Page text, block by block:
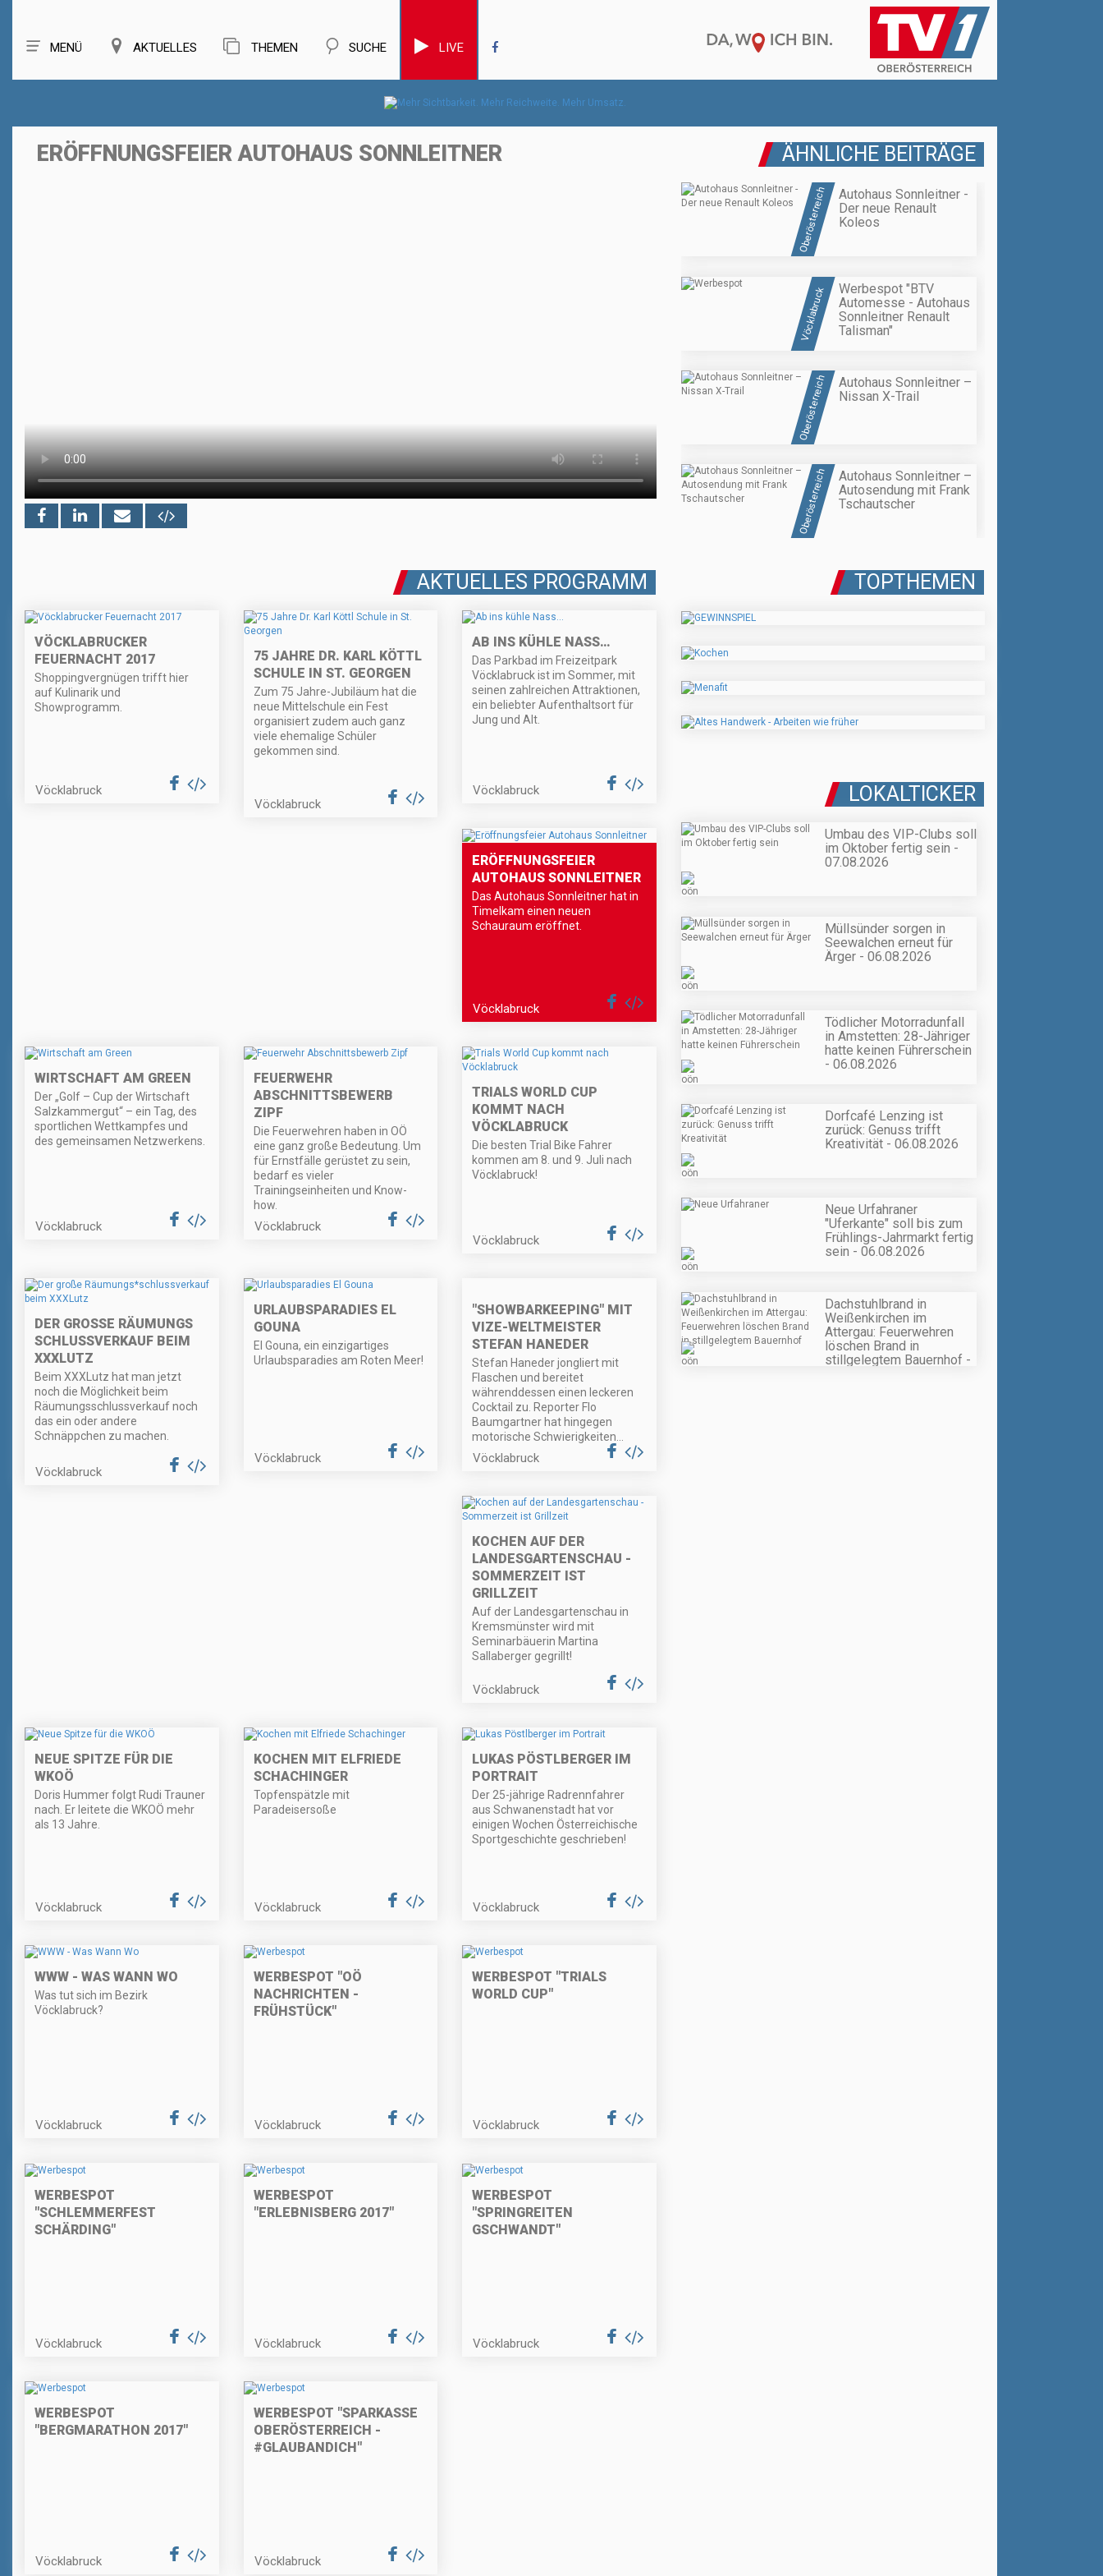
MENÜ AKTUELLES THEMEN SUCHE LIVE
ERÖFFNUNGSFEIER AUTOHAUS SONNLEITNER ÄHNLICHE BEITRÄGE
Oberösterreich
Autohaus Sonnleitner -
Der neue Renault
Koleos
Vöcklabruck
Werbespot "BTV
Automesse - Autohaus
Sonnleitner Renault
Talisman"
Oberösterreich
Autohaus Sonnleitner –
Nissan X-Trail
Oberösterreich
Autohaus Sonnleitner –
Autosendung mit Frank
Tschautscher
AKTUELLES PROGRAMM
VÖCKLABRUCKER
FEUERNACHT 2017
Shoppingvergnügen trifft hier
auf Kulinarik und
Showprogramm.
Vöcklabruck
75 JAHRE DR. KARL KÖTTL
SCHULE IN ST. GEORGEN
Zum 75 Jahre-Jubiläum hat die
neue Mittelschule ein Fest
organisiert zudem auch ganz
viele ehemalige Schüler
gekommen sind.
Vöcklabruck
AB INS KÜHLE NASS…
Das Parkbad im Freizeitpark
Vöcklabruck ist im Sommer, mit
seinen zahlreichen Attraktionen,
ein beliebter Aufenthaltsort für
Jung und Alt.
Vöcklabruck
ERÖFFNUNGSFEIER
AUTOHAUS SONNLEITNER
Das Autohaus Sonnleitner hat in
Timelkam einen neuen
Schauraum eröffnet.
Vöcklabruck
WIRTSCHAFT AM GREEN
Der „Golf – Cup der Wirtschaft
Salzkammergut“ – ein Tag, des
sportlichen Wettkampfes und
des gemeinsamen Netzwerkens.
Vöcklabruck
FEUERWEHR
ABSCHNITTSBEWERB
ZIPF
Die Feuerwehren haben in OÖ
eine ganz große Bedeutung. Um
für Ernstfälle gerüstet zu sein,
bedarf es vieler
Trainingseinheiten und Know-
how.
Vöcklabruck
TRIALS WORLD CUP
KOMMT NACH
VÖCKLABRUCK
Die besten Trial Bike Fahrer
kommen am 8. und 9. Juli nach
Vöcklabruck!
Vöcklabruck
DER GROSSE RÄUMUNGS
SCHLUSSVERKAUF BEIM
XXXLUTZ
Beim XXXLutz hat man jetzt
noch die Möglichkeit beim
Räumungsschlussverkauf noch
das ein oder andere
Schnäppchen zu machen.
Vöcklabruck
URLAUBSPARADIES EL
GOUNA
El Gouna, ein einzigartiges
Urlaubsparadies am Roten Meer!
Vöcklabruck
"SHOWBARKEEPING" MIT
VIZE-WELTMEISTER
STEFAN HANEDER
Stefan Haneder jongliert mit
Flaschen und bereitet
währenddessen einen leckeren
Cocktail zu. Reporter Flo
Baumgartner hat hingegen
motorische Schwierigkeiten...
Vöcklabruck
KOCHEN AUF DER
LANDESGARTENSCHAU -
SOMMERZEIT IST
GRILLZEIT
Auf der Landesgartenschau in
Kremsmünster wird mit
Seminarbäuerin Martina
Sallaberger gegrillt!
Vöcklabruck
NEUE SPITZE FÜR DIE
WKOÖ
Doris Hummer folgt Rudi Trauner
nach. Er leitete die WKOÖ mehr
als 13 Jahre.
Vöcklabruck
KOCHEN MIT ELFRIEDE
SCHACHINGER
Topfenspätzle mit
Paradeisersoße
Vöcklabruck
LUKAS PÖSTLBERGER IM
PORTRAIT
Der 25-jährige Radrennfahrer
aus Schwanenstadt hat vor
einigen Wochen Österreichische
Sportgeschichte geschrieben!
Vöcklabruck
WWW - WAS WANN WO
Was tut sich im Bezirk
Vöcklabruck?
Vöcklabruck
WERBESPOT "OÖ
NACHRICHTEN -
FRÜHSTÜCK"
Vöcklabruck
WERBESPOT "TRIALS
WORLD CUP"
Vöcklabruck
WERBESPOT
"SCHLEMMERFEST
SCHÄRDING"
Vöcklabruck
WERBESPOT
"ERLEBNISBERG 2017"
Vöcklabruck
WERBESPOT
"SPRINGREITEN
GSCHWANDT"
Vöcklabruck
WERBESPOT
"BERGMARATHON 2017"
Vöcklabruck
WERBESPOT "SPARKASSE
OBERÖSTERREICH -
#GLAUBANDICH"
Vöcklabruck
TOPTHEMEN
LOKALTICKER
Umbau des VIP-Clubs soll
im Oktober fertig sein -
07.08.2026
Müllsünder sorgen in
Seewalchen erneut für
Ärger - 06.08.2026
Tödlicher Motorradunfall
in Amstetten: 28-Jähriger
hatte keinen Führerschein
- 06.08.2026
Dorfcafé Lenzing ist
zurück: Genuss trifft
Kreativität - 06.08.2026
Neue Urfahraner
"Uferkante" soll bis zum
Frühlings-Jahrmarkt fertig
sein - 06.08.2026
Dachstuhlbrand in
Weißenkirchen im
Attergau: Feuerwehren
löschen Brand in
stillgelegtem Bauernhof -